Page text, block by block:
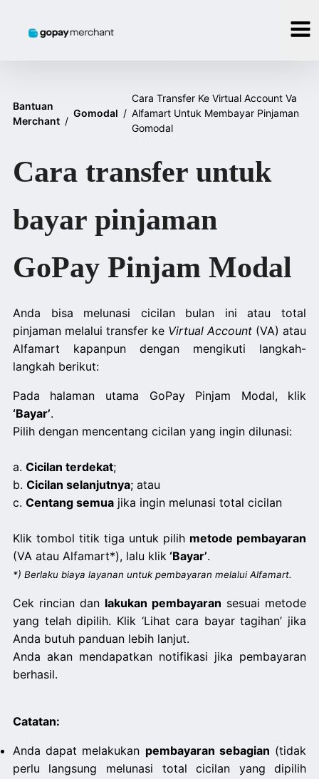
Bantuan
Merchant /
Gomodal /
Cara Transfer Ke Virtual Account Va
Alfamart Untuk Membayar Pinjaman
Gomodal
Cara transfer untuk
bayar pinjaman
GoPay Pinjam Modal
Anda bisa melunasi cicilan bulan ini atau total
pinjaman melalui transfer ke Virtual Account (VA) atau
Alfamart kapanpun dengan mengikuti langkah-
langkah berikut:
Pada halaman utama GoPay Pinjam Modal, klik
‘Bayar’.
Pilih dengan mencentang cicilan yang ingin dilunasi:
a. Cicilan terdekat;
b. Cicilan selanjutnya; atau
c. Centang semuajika ingin melunasi total cicilan
Klik tombol titik tiga untuk pilih metode pembayaran
(VA atau Alfamart*), lalu klik‘Bayar’.
*) Berlaku biaya layanan untuk pembayaran melalui Alfamart.
Cek rincian dan lakukan pembayaran sesuai metode
yang telah dipilih. Klik ‘Lihat cara bayar tagihan’ jika
Anda butuh panduan lebih lanjut.
Anda akan mendapatkan notifikasi jika pembayaran
berhasil.
Catatan:
Anda dapat melakukan pembayaran sebagian (tidak
perlu langsung melunasi total cicilan yang dipilih